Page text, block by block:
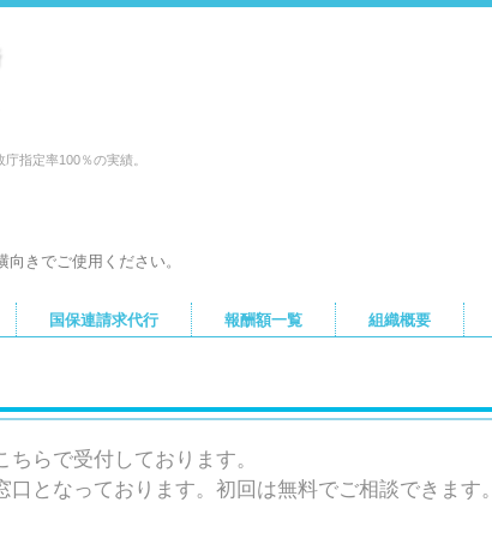
指定率100％の実績。
きでご使用ください。
国保連請求代行 報酬額一覧 組織概要
らで受付しております。
となっております。初回は無料でご相談できます。